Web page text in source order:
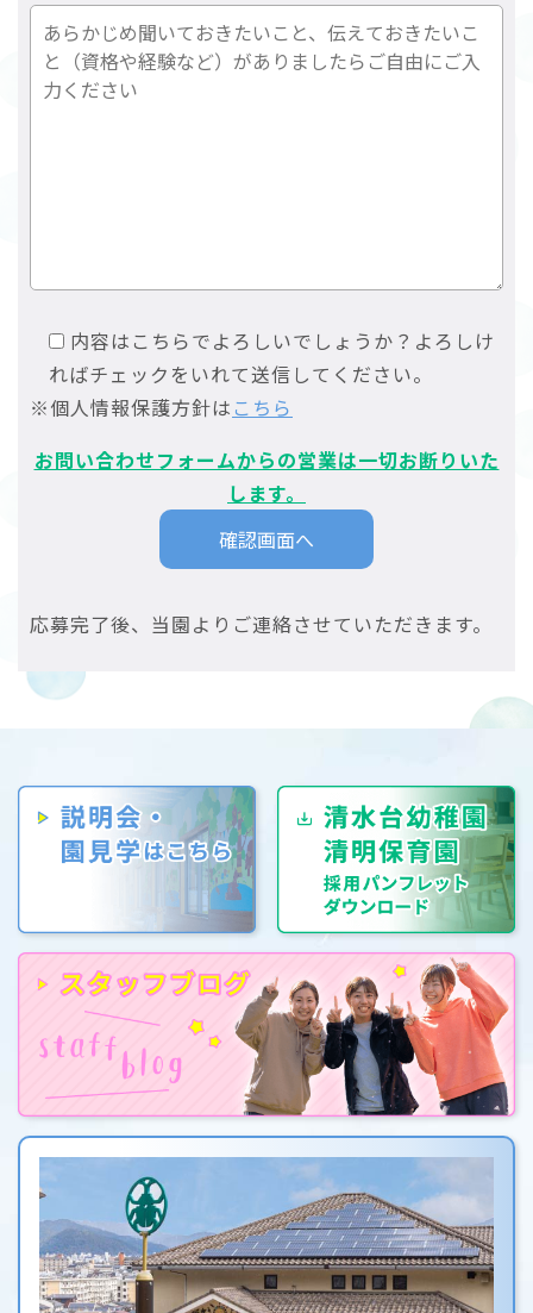
内容はこちらでよろしいでしょうか？よろしけ
ればチェックをいれて送信してください。
※個人情報保護方針は こちら
お問い合わせフォームからの営業は一切お断りいた
します。
応募完了後、当園よりご連絡させていただきます。